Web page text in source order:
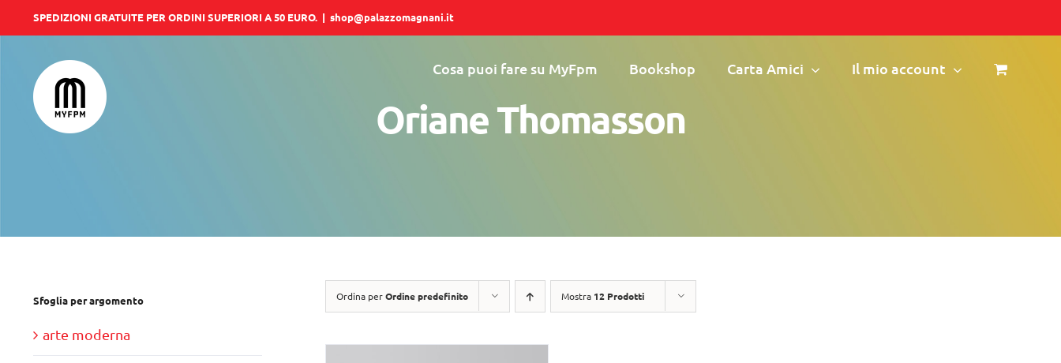
al
contenuto
SPEDIZIONI GRATUITE PER ORDINI SUPERIORI A 50 EURO. | shop@palazzomagnani.it
Cosa puoi fare su MyFpm Bookshop Carta Amici Il mio account
Oriane Thomasson
Ordina perOrdine predefinito Mostra 12 Prodotti
Sfoglia per argomento
arte moderna